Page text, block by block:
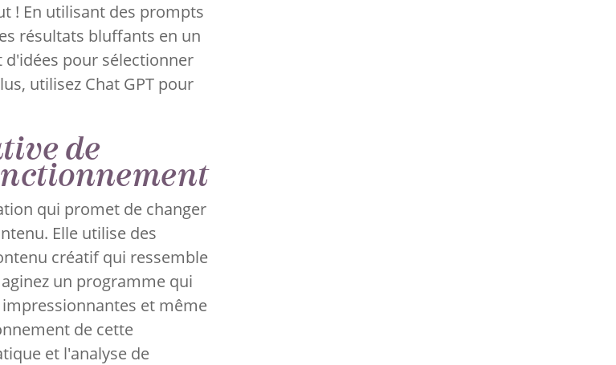
! En utilisant des prompts
résultats bluffants en un
d'idées pour sélectionner
utilisez Chat GPT pour
de
qui promet de changer
Elle utilise des
créatif qui ressemble
un programme qui
et même
de cette
et l'analyse de